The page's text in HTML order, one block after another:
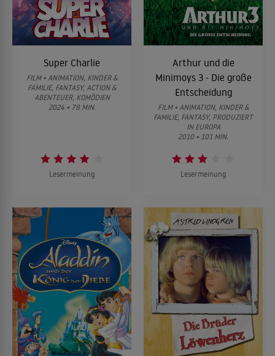
Super Charlie
FILM • ANIMATION, KINDER &
FAMILIE, FANTASY, ACTION &
ABENTEUER, KOMÖDIEN
2024 • 78 MIN.
Lesermeinung
Arthur und die
Minimoys 3 - Die große
Entscheidung
FILM • ANIMATION, KINDER &
FAMILIE, FANTASY, PRODUZIERT
IN EUROPA
2010 • 101 MIN.
Lesermeinung